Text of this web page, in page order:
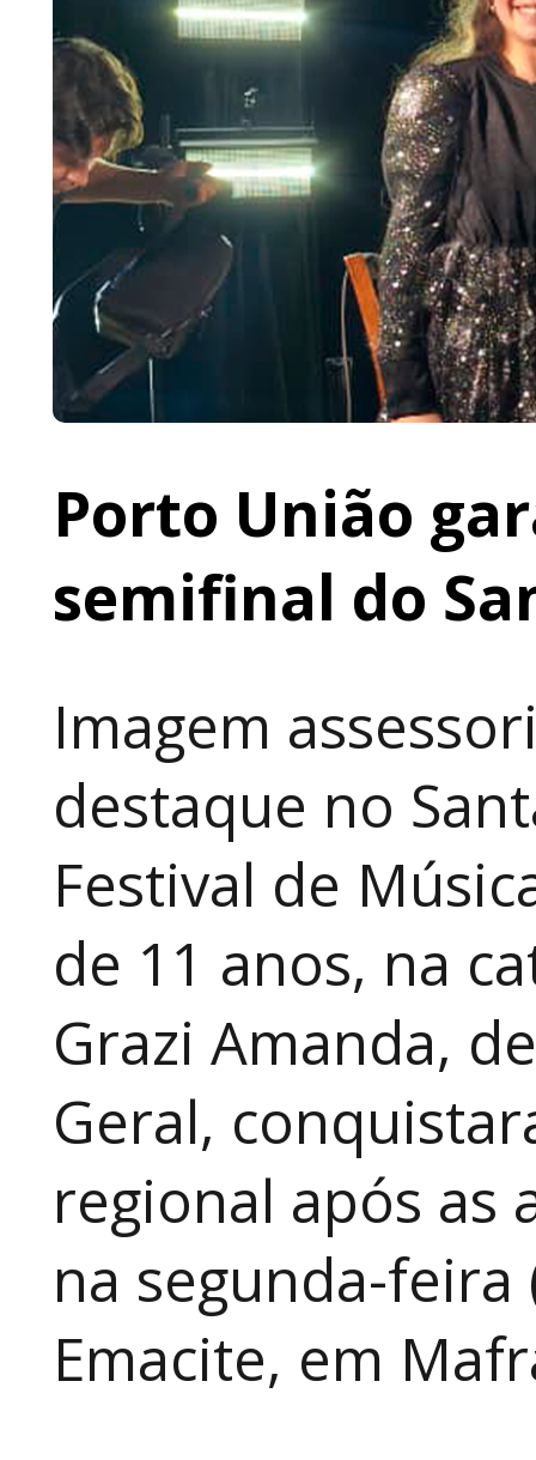
Porto União
semifinal do
Imagem
destaque no
Festival de
de 11 anos, na
Grazi Amanda,
Geral,
regional após as
na segunda-feira
Emacite, em